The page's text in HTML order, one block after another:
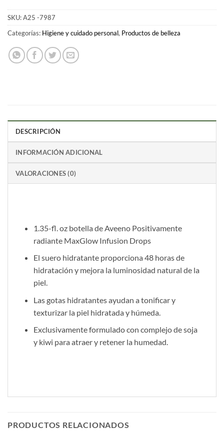
SKU:A25 -7987
Categorías: Higiene y cuidado personal, Productos de belleza
DESCRIPCIÓN
INFORMACIÓN ADICIONAL
VALORACIONES (0)
1.35-fl. oz botella de Aveeno Positivamente
radiante MaxGlow Infusion Drops
El suero hidratante proporciona 48 horas de
hidratación y mejora la luminosidad natural de la
piel.
Las gotas hidratantes ayudan a tonificar y
texturizar la piel hidratada y húmeda.
Exclusivamente formulado con complejo de soja
y kiwi para atraer y retener la humedad.
PRODUCTOS RELACIONADOS